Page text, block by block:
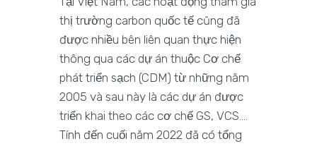
thị trường carbon quốc tế cũng đã
được nhiều bên liên quan thực hiện
thông qua các dự án thuộc Cơ chế
phát triển sạch (CDM) từ những năm
2005 và sau này là các dự án được
triển khai theo các cơ chế GS, VCS….
Tính đến cuối năm 2022 đã có tổng